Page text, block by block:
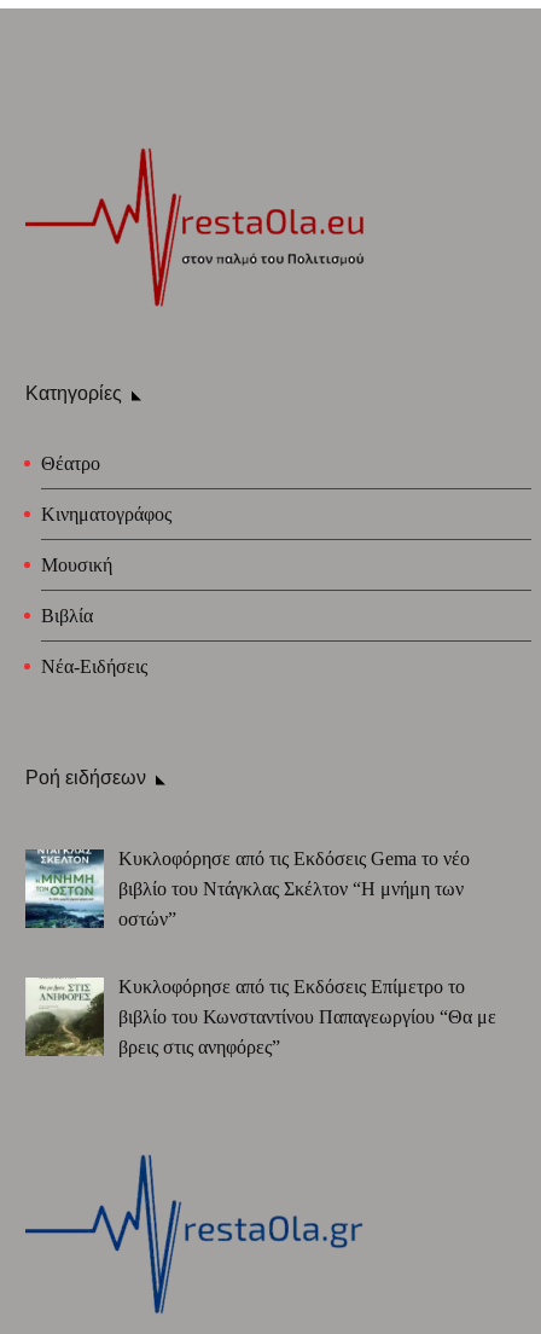
Κατηγορίες
Θέατρο
Κινηματογράφος
Μουσική
Βιβλία
Νέα-Ειδήσεις
Ροή ειδήσεων
Κυκλοφόρησε από τις Εκδόσεις Gema το νέο
βιβλίο του Ντάγκλας Σκέλτον “Η μνήμη των
οστών”
Κυκλοφόρησε από τις Εκδόσεις Επίμετρο το
βιβλίο του Κωνσταντίνου Παπαγεωργίου “Θα με
βρεις στις ανηφόρες”